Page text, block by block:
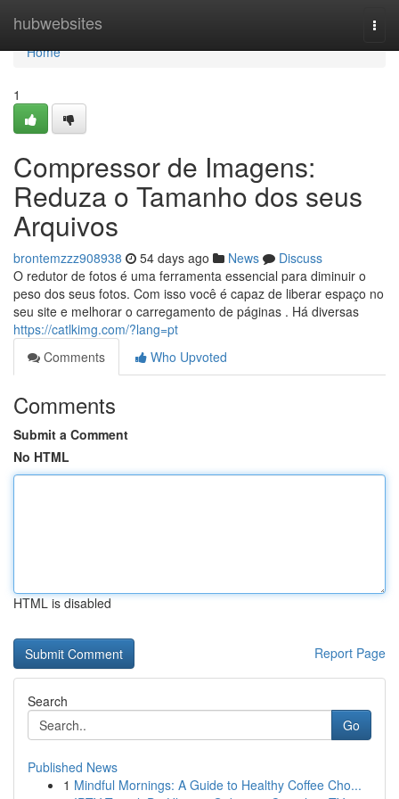
hubwebsites
Home
Home
1
Compressor de Imagens:
Reduza o Tamanho dos seus
Arquivos
brontemzzz908938 54 days ago News
Discuss
O redutor de fotos é uma ferramenta essencial para diminuir o
peso dos seus fotos. Com isso você é capaz de liberar espaço no
seu site e melhorar o carregamento de páginas . Há diversas
https://catlkimg.com/?lang=pt
Comments
Who Upvoted
Comments
Submit a Comment
No HTML
HTML is disabled
Report Page
Search
Go
Published News
1 Mindful Mornings: A Guide to Healthy Coffee Cho...